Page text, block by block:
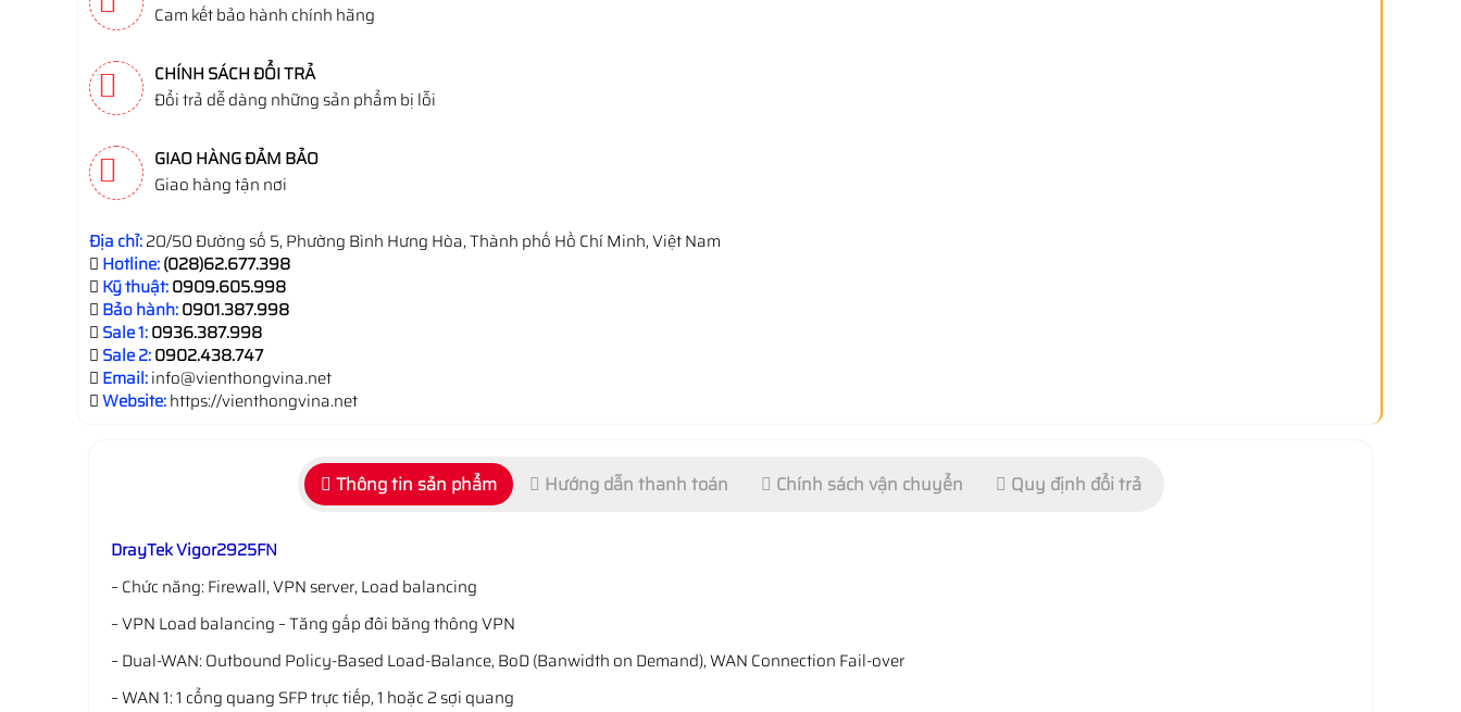
Cam kết bảo hành chính hãng
CHÍNH SÁCH ĐỔI TRẢ
Đổi trả dễ dàng những sản phẩm bị lỗi
GIAO HÀNG ĐẢM BẢO
Giao hàng tận nơi
Địa chỉ:20/50 Đường số 5, Phường Bình Hưng Hòa, Thành phố Hồ Chí Minh, Việt Nam
Hotline:(028)62.677.398
Kỹ thuật:0909.605.998
Bảo hành:0901.387.998
Sale 1:0936.387.998
Sale 2:0902.438.747
Email:info@vienthongvina.net
Website:https://vienthongvina.net
Thông tin sản phẩm Hướng dẫn thanh toán Chính sách vận chuyển Quy định đổi trả
DrayTek Vigor2925FN
– Chức năng: Firewall, VPN server, Load balancing
– VPN Load balancing – Tăng gấp đôi băng thông VPN
– Dual-WAN: Outbound Policy-Based Load-Balance, BoD (Banwidth on Demand), WAN Connection Fail-over
– WAN 1: 1 cổng quang SFP trực tiếp, 1 hoặc 2 sợi quang